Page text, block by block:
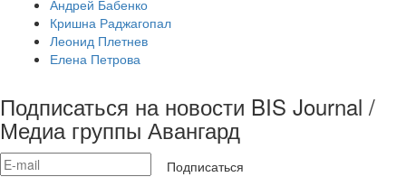
Андрей Бабенко
Кришна Раджагопал
Леонид Плетнев
Елена Петрова
Подписаться на новости BIS Journal /
Медиа группы Авангард
Подписаться